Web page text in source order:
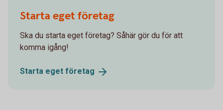
Starta eget företag
Ska du starta eget företag? Såhär gör du för att
komma igång!
Starta eget företag